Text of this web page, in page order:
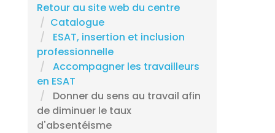
Retour au site web du centre
Catalogue
ESAT, insertion et inclusion
professionnelle
Accompagner les travailleurs
en ESAT
Donner du sens au travail afin
de diminuer le taux
d'absentéisme